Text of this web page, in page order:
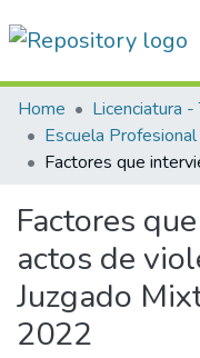
Communities &
All of DSpace
Normativas
Home
Factores
actos de
Juzgado
2022